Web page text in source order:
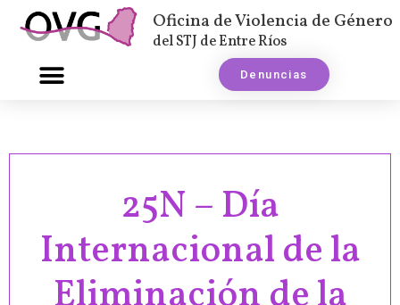
Oficina de Violencia de Género
del STJ de Entre Ríos
Denuncias
25N – Día
Internacional de la